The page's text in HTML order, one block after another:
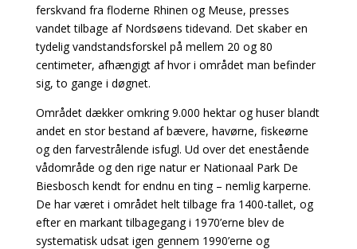
ferskvand fra floderne Rhinen og Meuse, presses
vandet tilbage af Nordsøens tidevand. Det skaber en
tydelig vandstandsforskel på mellem 20 og 80
centimeter, afhængigt af hvor i området man befinder
sig, to gange i døgnet.
Området dækker omkring 9.000 hektar og huser blandt
andet en stor bestand af bævere, havørne, fiskeørne
og den farvestrålende isfugl. Ud over det enestående
vådområde og den rige natur er Nationaal Park De
Biesbosch kendt for endnu en ting – nemlig karperne.
De har været i området helt tilbage fra 1400-tallet, og
efter en markant tilbagegang i 1970’erne blev de
systematisk udsat igen gennem 1990’erne og